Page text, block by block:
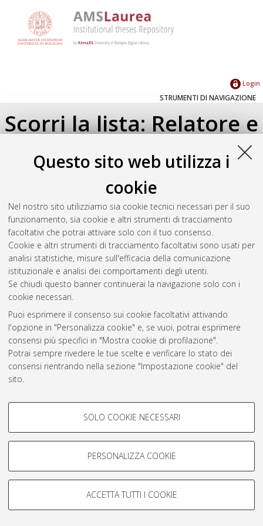
Questo sito web utilizza i
cookie
Nel nostro sito utilizziamo sia cookie tecnici necessari per il suo
funzionamento, sia cookie e altri strumenti di tracciamento
facoltativi che potrai attivare solo con il tuo consenso.
Cookie e altri strumenti di tracciamento facoltativi sono usati per
analisi statistiche, misure sull'efficacia della comunicazione
istituzionale e analisi dei comportamenti degli utenti.
Se chiudi questo banner continuerai la navigazione solo con i
cookie necessari.
Puoi esprimere il consenso sui cookie facoltativi attivando
l'opzione in "Personalizza cookie" e, se vuoi, potrai esprimere
consensi più specifici in "Mostra cookie di profilazione".
Potrai sempre rivedere le tue scelte e verificare lo stato dei
consensi rientrando nella sezione "Impostazione cookie" del
sito.
COOKIE DI PROFILAZIONE -
Si tratta di cookie utilizzati per analizzare le caratteristiche della
navigazione degli utenti, creare profili in base al loro comportamento
Mostra cookie di profilazione
COOKIE TECNICI - NECESSARI
SOLO COOKIE NECESSARI
PERSONALIZZA COOKIE
ACCETTA TUTTI I COOKIE
Login
STRUMENTI DI NAVIGAZIONE
Scorri la lista: Relatore e
Correlatore
Seleziona un valore dall'elenco sottostante.
2023(1)
Atom
Rss 1.0
Rss 2.0
AMS Laurea
Servizio implementato e gestito da AlmaDL
Impostazioni Cookie
© ALMA MATER STUDIORUM - Università di Bologna, 2007-2026.